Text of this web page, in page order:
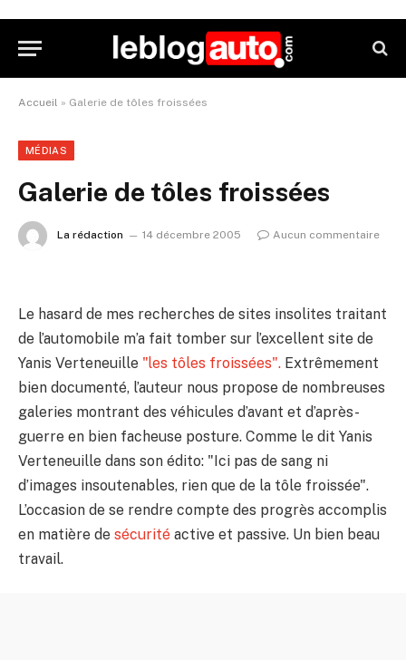
Accueil » Galerie de tôles froissées
MÉDIAS
Galerie de tôles froissées
La rédaction 14 décembre 2005 Aucun commentaire
Le hasard de mes recherches de sites insolites traitant
de l’automobile m’a fait tomber sur l’excellent site de
Yanis Verteneuille "les tôles froissées". Extrêmement
bien documenté, l’auteur nous propose de nombreuses
galeries montrant des véhicules d’avant et d’après-
guerre en bien facheuse posture. Comme le dit Yanis
Verteneuille dans son édito: "Ici pas de sang ni
d’images insoutenables, rien que de la tôle froissée".
L’occasion de se rendre compte des progrès accomplis
en matière de sécurité active et passive. Un bien beau
travail.